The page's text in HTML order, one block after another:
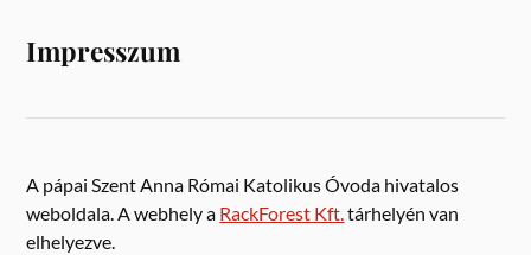
Impresszum
A pápai Szent Anna Római Katolikus Óvoda hivatalos
weboldala. A webhely a RackForest Kft.tárhelyén van
elhelyezve.